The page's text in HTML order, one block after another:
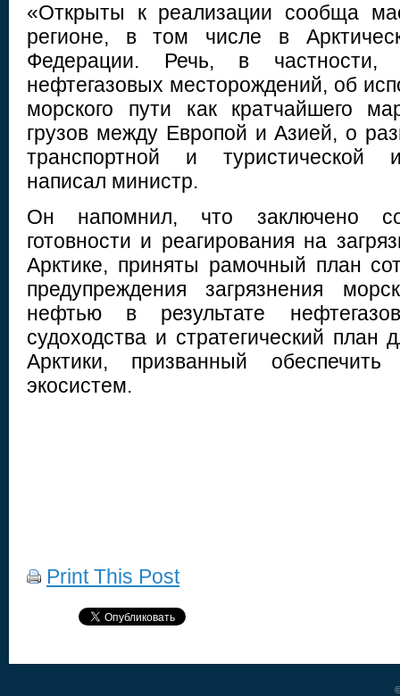
«Открыты к реализации сообща
регионе, в том числе в
Федерации. Речь, в частности,
нефтегазовых месторождений, об
морского пути как кратчайшего
грузов между Европой и Азией, о
транспортной и туристической
написал министр.
Он напомнил, что заключено
готовности и реагирования на
Арктике, приняты рамочный план
предупреждения загрязнения
нефтью в результате
судоходства и стратегический план
Арктики, призванный обеспечить
экосистем.
Print This Post